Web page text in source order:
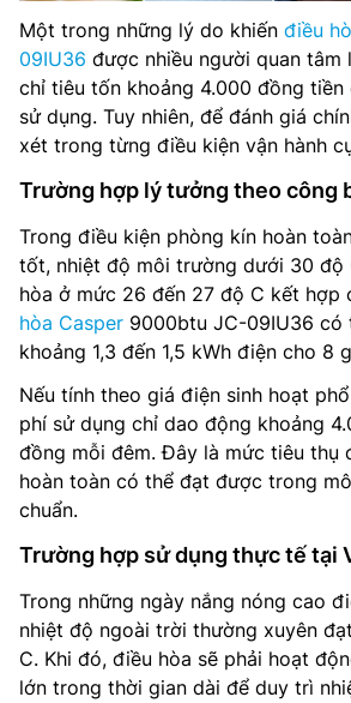
Một trong những lý do khiến điều
09IU36 được nhiều người quan tâm
chỉ tiêu tốn khoảng 4.000 đồng
sử dụng. Tuy nhiên, để đánh giá
xét trong từng điều kiện vận hành
Trường hợp lý tưởng theo công
Trong điều kiện phòng kín hoàn
tốt, nhiệt độ môi trường dưới 30 độ
hòa ở mức 26 đến 27 độ C kết hợp
hòa Casper 9000btu JC-09IU36 có
khoảng 1,3 đến 1,5 kWh điện cho 8
Nếu tính theo giá điện sinh hoạt
phí sử dụng chỉ dao động khoảng
đồng mỗi đêm. Đây là mức tiêu thụ
hoàn toàn có thể đạt được trong
chuẩn.
Trường hợp sử dụng thực tế tại
Trong những ngày nắng nóng cao
nhiệt độ ngoài trời thường xuyên
C. Khi đó, điều hòa sẽ phải hoạt
lớn trong thời gian dài để duy trì